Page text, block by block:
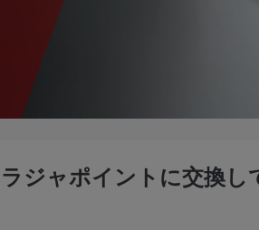
ジャポイントに交換し